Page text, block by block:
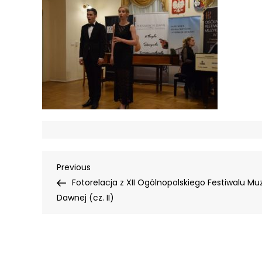
Nawigacja
wpisu
Previous
Post
Previous
Fotorelacja z XII Ogólnopolskiego Festiwalu
Dawnej (cz. II)